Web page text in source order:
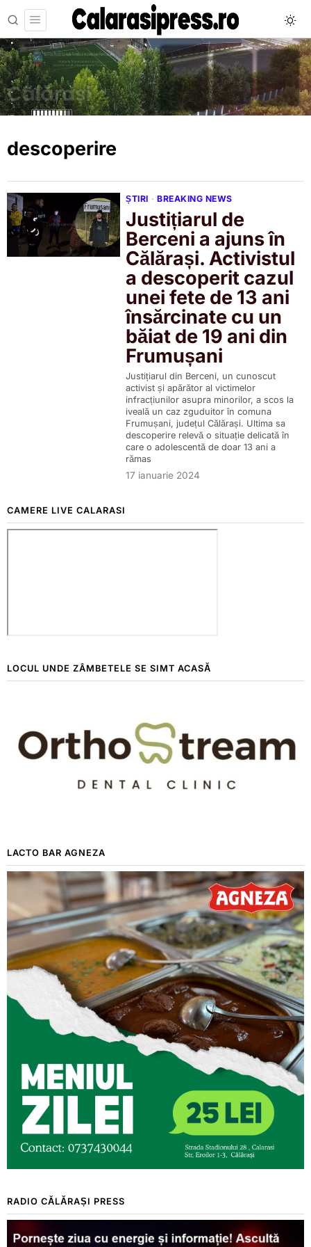
descoperire
ȘTIRI · BREAKING NEWS
Justițiarul de
Berceni a ajuns în
Călărași. Activistul
a descoperit cazul
unei fete de 13 ani
însărcinate cu un
băiat de 19 ani din
Frumușani
Justițiarul din Berceni, un cunoscut
activist și apărător al victimelor
infracțiunilor asupra minorilor, a scos la
iveală un caz zguduitor în comuna
Frumușani, județul Călărași. Ultima sa
descoperire relevă o situație delicată în
care o adolescentă de doar 13 ani a
rămas
17 ianuarie 2024
CAMERE LIVE CALARASI
LOCUL UNDE ZÂMBETELE SE SIMT ACASĂ
LACTO BAR AGNEZA
RADIO CĂLĂRAȘI PRESS